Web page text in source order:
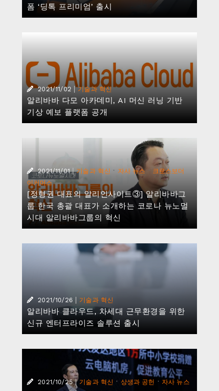
폼 ‘딩톡 프리미엄’ 출시
2021/11/02 | 기술과 혁신
알리바바 다모 아카데미, AI 머신 러닝 기반
기상 예보 플랫폼 공개
2021/11/01 | 기술과 혁신 · 자사 뉴스· 크로스보더
이커머스
[정형권 대표의 알리인사이트③] 알리바바그
룹 한국 총괄 대표가 소개하는 코로나 뉴노멀
시대 알리바바그룹의 혁신
2021/10/26 | 기술과 혁신
알리바바 클라우드, 차세대 근무환경을 위한
신규 엔터프라이즈 솔루션 출시
2021/10/25 | 기술과 혁신 · 상생과 공헌 · 자사 뉴스